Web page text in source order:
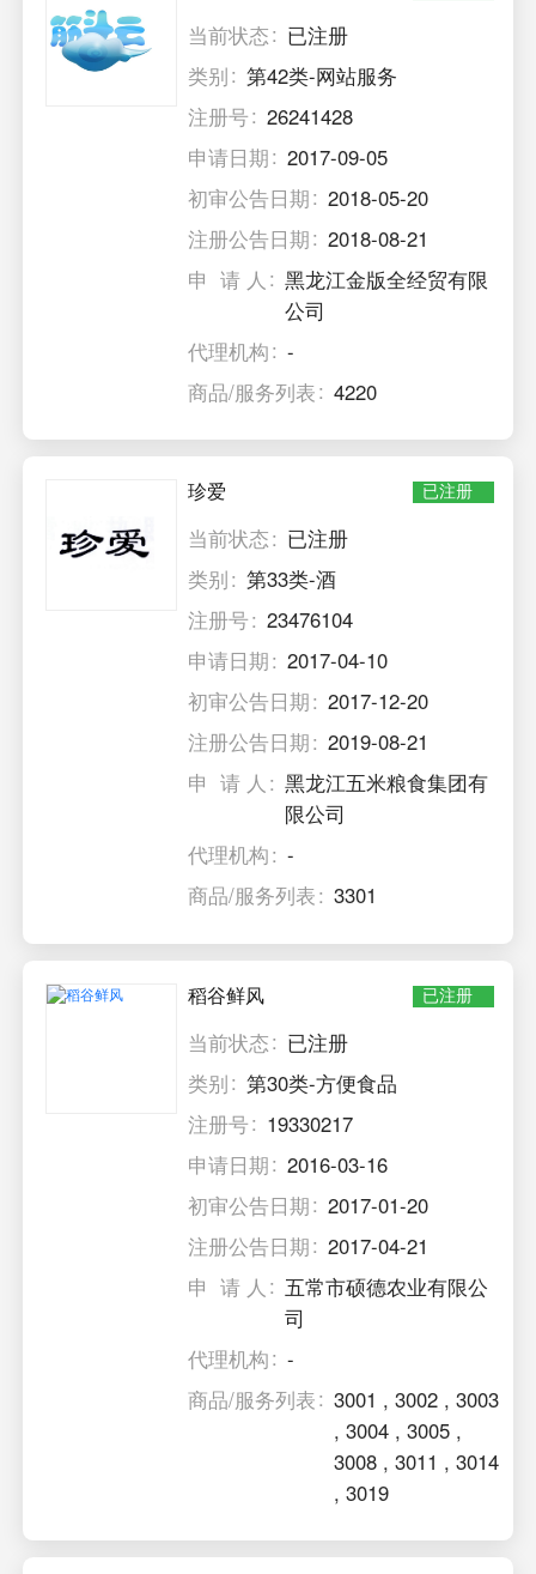
当前状态
已注册
类别
第42类-网站服务
注册号
26241428
申请日期
2017-09-05
初审公告日期
2018-05-20
注册公告日期
2018-08-21
申 请 人
黑龙江金版全经贸有限
公司
代理机构
-
商品/服务列表
4220
珍爱 已注册
当前状态
已注册
类别
第33类-酒
注册号
23476104
申请日期
2017-04-10
初审公告日期
2017-12-20
注册公告日期
2019-08-21
申 请 人
黑龙江五米粮食集团有
限公司
代理机构
-
商品/服务列表
3301
稻谷鲜风 已注册
当前状态
已注册
类别
第30类-方便食品
注册号
19330217
申请日期
2016-03-16
初审公告日期
2017-01-20
注册公告日期
2017-04-21
申 请 人
五常市硕德农业有限公
司
代理机构
-
商品/服务列表
3001 ,3002 ,3003
,3004 ,3005 ,
3008 ,3011 ,3014
,3019